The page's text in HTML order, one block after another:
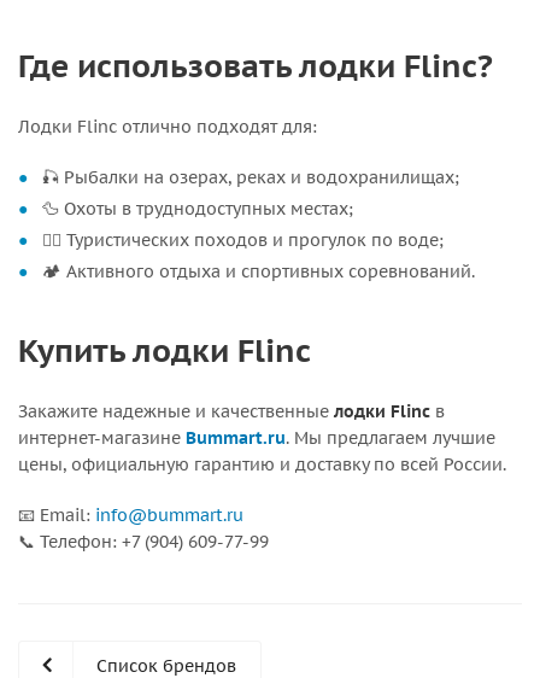
Где использовать лодки Flinc?
Лодки Flinc отлично подходят для:
🎣 Рыбалки на озерах, реках и водохранилищах;
🦆 Охоты в труднодоступных местах;
🚣‍♂️ Туристических походов и прогулок по воде;
🏕 Активного отдыха и спортивных соревнований.
Купить лодки Flinc
Закажите надежные и качественные лодки Flinc в
интернет-магазине Bummart.ru. Мы предлагаем лучшие
цены, официальную гарантию и доставку по всей России.
📧 Email: info@bummart.ru
📞 Телефон: +7 (904) 609-77-99
Список брендов